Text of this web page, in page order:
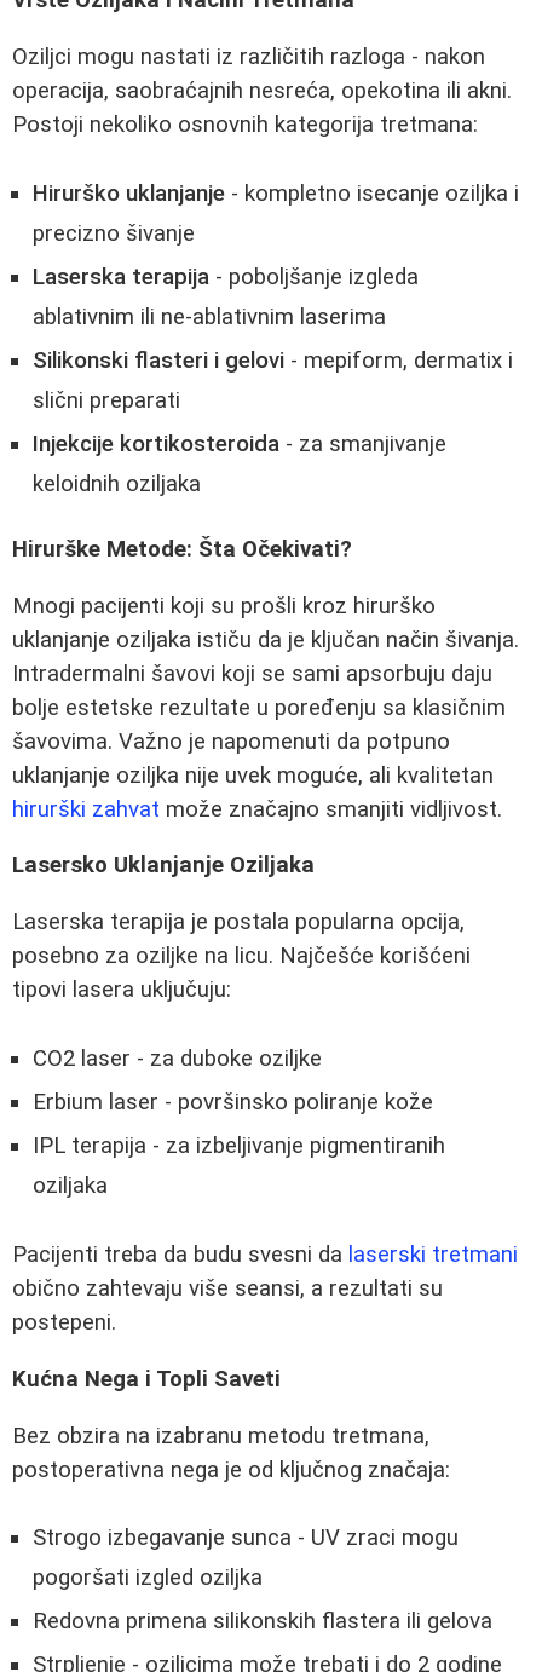
Oziljci mogu nastati iz različitih razloga - nakon
operacija, saobraćajnih nesreća, opekotina ili akni.
Postoji nekoliko osnovnih kategorija tretmana:
Hirurško uklanjanje - kompletno isecanje oziljka i
precizno šivanje
Laserska terapija - poboljšanje izgleda
ablativnim ili ne-ablativnim laserima
Silikonski flasteri i gelovi - mepiform, dermatix i
slični preparati
Injekcije kortikosteroida - za smanjivanje
keloidnih oziljaka
Hirurške Metode: Šta Očekivati?
Mnogi pacijenti koji su prošli kroz hirurško
uklanjanje oziljaka ističu da je ključan način šivanja.
Intradermalni šavovi koji se sami apsorbuju daju
bolje estetske rezultate u poređenju sa klasičnim
šavovima. Važno je napomenuti da potpuno
uklanjanje oziljka nije uvek moguće, ali kvalitetan
hirurški zahvat može značajno smanjiti vidljivost.
Lasersko Uklanjanje Oziljaka
Laserska terapija je postala popularna opcija,
posebno za oziljke na licu. Najčešće korišćeni
tipovi lasera uključuju:
CO2 laser - za duboke oziljke
Erbium laser - površinsko poliranje kože
IPL terapija - za izbeljivanje pigmentiranih
oziljaka
Pacijenti treba da budu svesni da laserski tretmani
obično zahtevaju više seansi, a rezultati su
postepeni.
Kućna Nega i Topli Saveti
Bez obzira na izabranu metodu tretmana,
postoperativna nega je od ključnog značaja:
Strogo izbegavanje sunca - UV zraci mogu
pogoršati izgled oziljka
Redovna primena silikonskih flastera ili gelova
Strpljenje - oziljcima može trebati i do 2 godine